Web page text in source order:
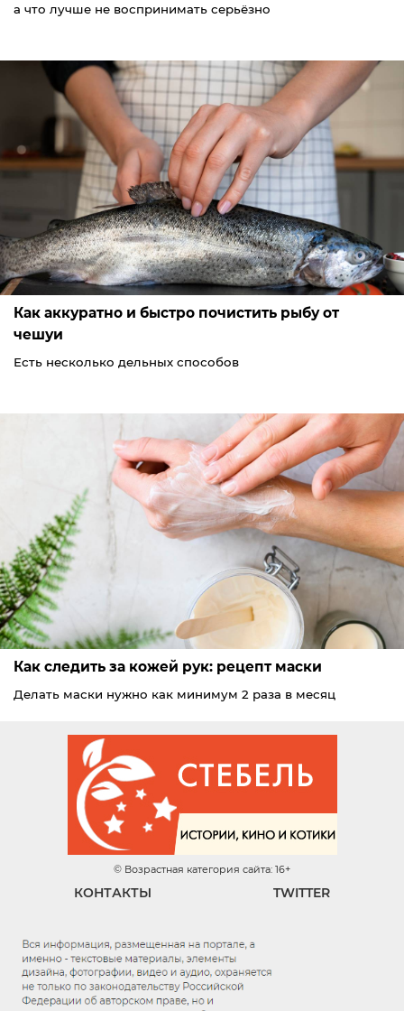
а что лучше не воспринимать серьёзно
Как аккуратно и быстро почистить рыбу от
чешуи
Есть несколько дельных способов
Как следить за кожей рук: рецепт маски
Делать маски нужно как минимум 2 раза в месяц
© Возрастная категория сайта: 16+
КОНТАКТЫ TWITTER